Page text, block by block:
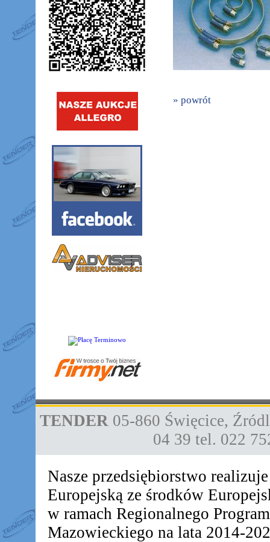
» powrót
TENDER 05-860 Święcice,
04 39 tel. 022
Nasze przedsiębiorstwo
Europejską ze środków
w ramach Regionalnego
Mazowieckiego na lata 2014-